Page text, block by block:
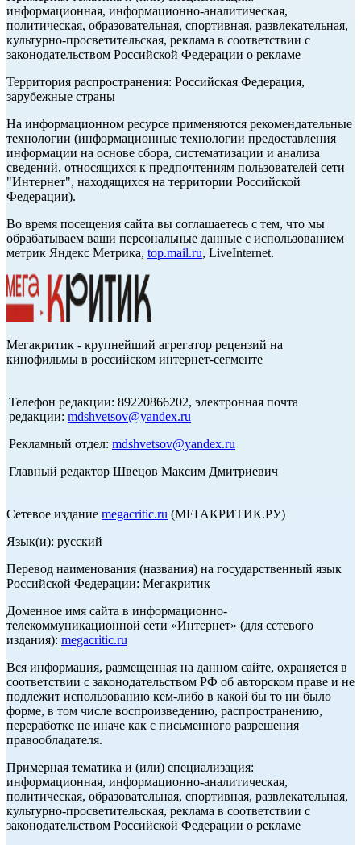
информационная, информационно-аналитическая,
политическая, образовательная, спортивная, развлекательная,
культурно-просветительская, реклама в соответствии с
законодательством Российской Федерации о рекламе
Территория распространения: Российская Федерация,
зарубежные страны
На информационном ресурсе применяются рекомендательные
технологии (информационные технологии предоставления
информации на основе сбора, систематизации и анализа
сведений, относящихся к предпочтениям пользователей сети
"Интернет", находящихся на территории Российской
Федерации).
Во время посещения сайта вы соглашаетесь с тем, что мы
обрабатываем ваши персональные данные с использованием
метрик Яндекс Метрика, top.mail.ru, LiveInternet.
Мегакритик - крупнейший агрегатор рецензий на
кинофильмы в российском интернет-сегменте
Телефон редакции: 89220866202, электронная почта
редакции: mdshvetsov@yandex.ru
Рекламный отдел: mdshvetsov@yandex.ru
Главный редактор Швецов Максим Дмитриевич
Сетевое издание megacritic.ru (МЕГАКРИТИК.РУ)
Язык(и): русский
Перевод наименования (названия) на государственный язык
Российской Федерации: Мегакритик
Доменное имя сайта в информационно-
телекоммуникационной сети «Интернет» (для сетевого
издания): megacritic.ru
Вся информация, размещенная на данном сайте, охраняется в
соответствии с законодательством РФ об авторском праве и не
подлежит использованию кем-либо в какой бы то ни было
форме, в том числе воспроизведению, распространению,
переработке не иначе как с письменного разрешения
правообладателя.
Примерная тематика и (или) специализация:
информационная, информационно-аналитическая,
политическая, образовательная, спортивная, развлекательная,
культурно-просветительская, реклама в соответствии с
законодательством Российской Федерации о рекламе